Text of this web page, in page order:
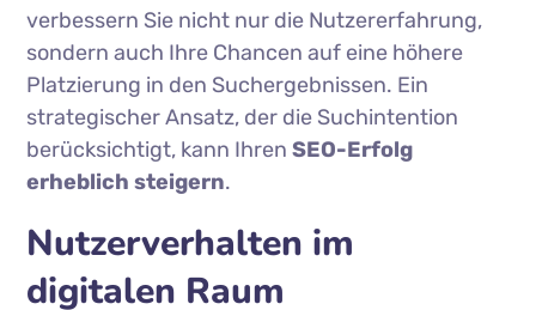
verbessern Sie nicht nur die Nutzererfahrung,
sondern auch Ihre Chancen auf eine höhere
Platzierung in den Suchergebnissen. Ein
strategischer Ansatz, der die Suchintention
berücksichtigt, kann IhrenSEO-Erfolg
erheblich steigern.
Nutzerverhalten im
digitalen Raum